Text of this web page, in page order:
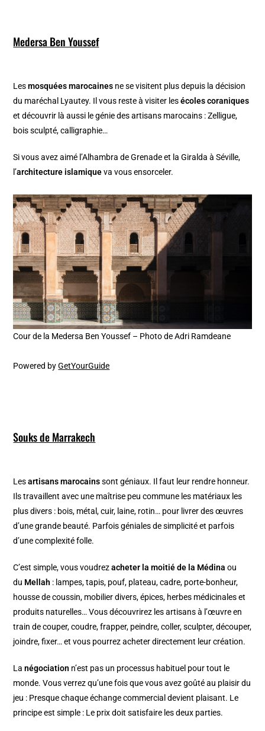
Medersa Ben Youssef
Lesmosquées marocaines ne se visitent plus depuis la décision
du maréchal Lyautey. Il vous reste à visiter lesécoles coraniques
et découvrir là aussi le génie des artisans marocains : Zelligue,
bois sculpté, calligraphie…
Si vous avez aimé l’Alhambra de Grenade et la Giralda à Séville,
l’architecture islamiqueva vous ensorceler.
Cour de la Medersa Ben Youssef – Photo de Adri Ramdeane
Powered byGetYourGuide
Souks de Marrakech
Lesartisans marocainssont géniaux. Il faut leur rendre honneur.
Ils travaillent avec une maîtrise peu commune les matériaux les
plus divers : bois, métal, cuir, laine, rotin… pour livrer des œuvres
d’une grande beauté. Parfois géniales de simplicité et parfois
d’une complexité folle.
C’est simple, vous voudrezacheter la moitié de la Médina ou
du Mellah : lampes, tapis, pouf, plateau, cadre, porte-bonheur,
housse de coussin, mobilier divers, épices, herbes médicinales et
produits naturelles… Vous découvrirez les artisans à l’œuvre en
train de couper, coudre, frapper, peindre, coller, sculpter, découper,
joindre, fixer… et vous pourrez acheter directement leur création.
Lanégociation n’est pas un processus habituel pour tout le
monde. Vous verrez qu’une fois que vous avez goûté au plaisir du
jeu : Presque chaque échange commercial devient plaisant. Le
principe est simple : Le prix doit satisfaire les deux parties.